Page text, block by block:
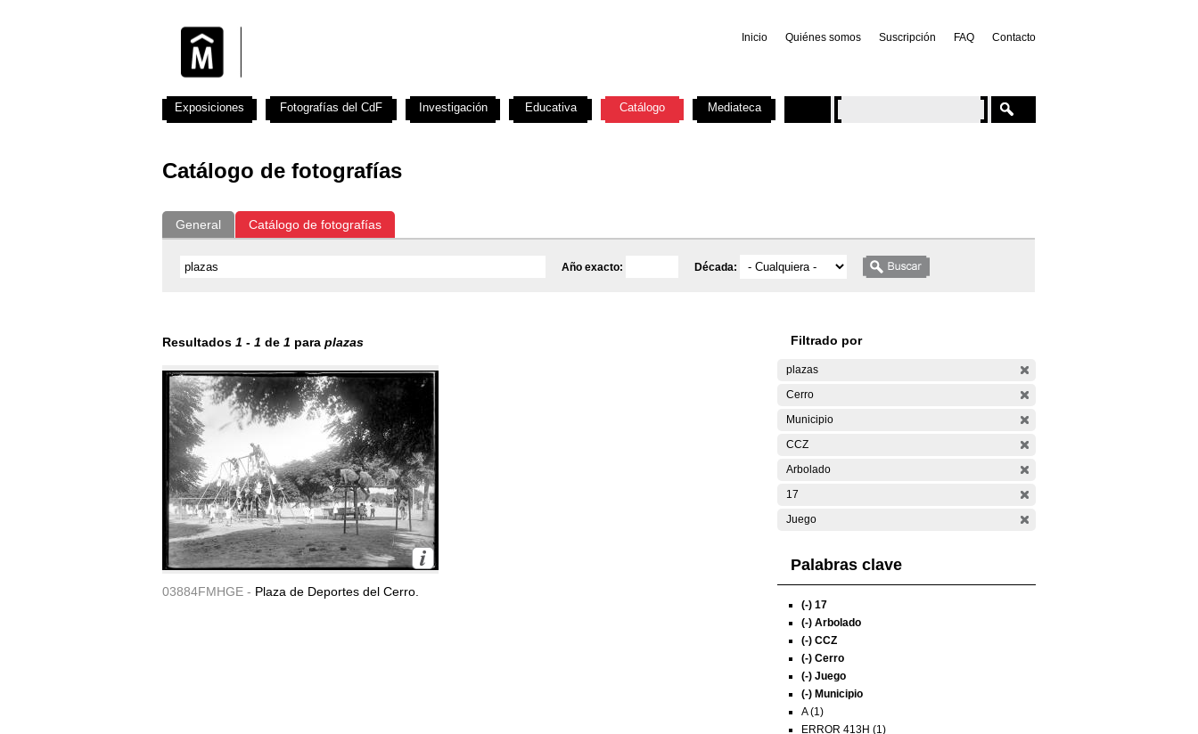
Inicio Quiénes somos Suscripción FAQ Contacto
Catálogo de fotografías
General Catálogo de fotografías
Año exacto: Década:
Resultados 1 - 1 de 1 para plazas
03884FMHGE - Plaza de Deportes del Cerro.
Filtrado por
plazas
Cerro
Municipio
CCZ
Arbolado
17
Juego
Palabras clave
(-) 17
(-) Arbolado
(-) CCZ
(-) Cerro
(-) Juego
(-) Municipio
A (1)
ERROR 413H (1)
Exposiciones Fotografías del CdF Investigación Educativa Catálogo Mediateca